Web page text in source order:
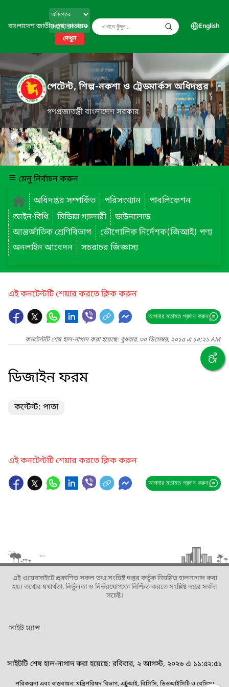
বাংলাদেশ জাতীয় তথ্য বাতায়ন
দেখুন
English
পেটেন্ট, শিল্প-নকশা ও ট্রেডমার্কস অধিদপ্তর
গণপ্রজাতন্ত্রী বাংলাদেশ সরকার
মেনু নির্বাচন করুন
অধিদপ্তর সম্পর্কিত
পরিসংখ্যান
পাবলিকেশন
আইন-বিধি
মিডিয়া গ্যালারী
ডাউনলোড
আন্তর্জাতিক শ্রেণিবিভাগ
ভৌগোলিক নির্দেশক(জিআই) পণ্য
অনলাইন আবেদন
সচরাচর জিজ্ঞাস্য
এই কনটেন্টটি শেয়ার করতে ক্লিক করুন
আপনার মতামত প্রদান করুন
কনটেন্টটি শেষ হাল-নাগাদ করা হয়েছে: বুধবার, ৩০ ডিসেম্বর, ২০১৫ এ ১০:২১ AM
ডিজাইন ফরম
কন্টেন্ট: পাতা
এই কনটেন্টটি শেয়ার করতে ক্লিক করুন
আপনার মতামত প্রদান করুন
এই ওয়েবসাইটে প্রকাশিত সকল তথ্য সংশ্লিষ্ট দপ্তর কর্তৃক নিয়মিত হালনাগাদ করা
হয়। তথ্যের যথার্থতা, নির্ভুলতা ও নির্ভরযোগ্যতা নিশ্চিত করতে সংশ্লিষ্ট দপ্তর সর্বদা
সচেষ্ট।
সাইট ম্যাপ
সাইটটি শেষ হাল-নাগাদ করা হয়েছে: রবিবার, ২ আগস্ট, ২০২৬ এ ১১:৫২:৫১
পরিকল্পনা এবং বাস্তবায়ন: মন্ত্রিপরিষদ বিভাগ, এটুআই, বিসিসি, ডিওআইসিটি ও বেসিস।